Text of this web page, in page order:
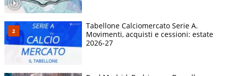
Tabellone Calciomercato Serie A.
Movimenti, acquisti e cessioni: estate
2026-27